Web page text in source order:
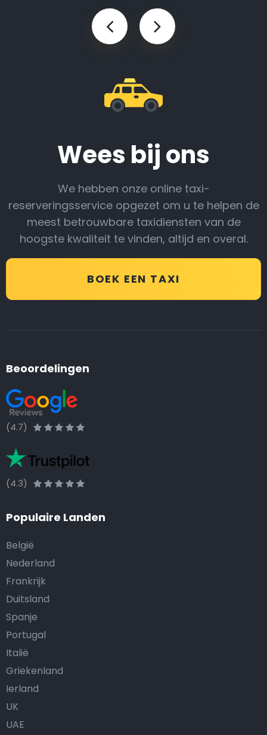
Wees bij ons
We hebben onze online taxi-
reserveringsservice opgezet om u te helpen de
meest betrouwbare taxidiensten van de
hoogste kwaliteit te vinden, altijd en overal.
BOEK EEN TAXI
Beoordelingen
(4.7)
(4.3)
Populaire Landen
België
Nederland
Frankrijk
Duitsland
Spanje
Portugal
Italië
Griekenland
Ierland
UK
UAE